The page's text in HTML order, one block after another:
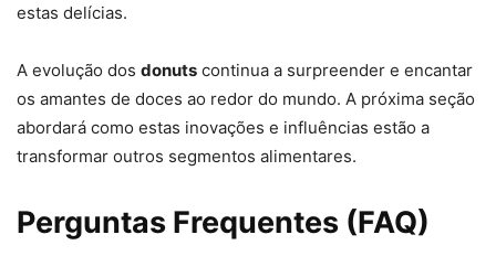
estas delícias.
A evolução dos donuts continua a surpreender e encantar
os amantes de doces ao redor do mundo. A próxima seção
abordará como estas inovações e influências estão a
transformar outros segmentos alimentares.
Perguntas Frequentes (FAQ)